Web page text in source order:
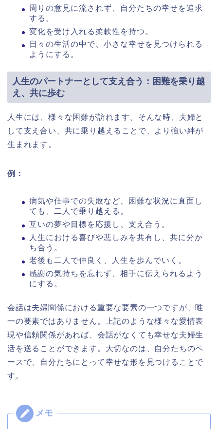
周りの意見に流されず、自分たちの幸せを追求
する。
変化を受け入れる柔軟性を持つ。
日々の生活の中で、小さな幸せを見つけられる
ようにする。
人生のパートナーとして支え合う：困難を乗り越
え、共に歩む
人生には、様々な困難が訪れます。そんな時、夫婦と
して支え合い、共に乗り越えることで、より強い絆が
生まれます。
例：
病気や仕事での失敗など、困難な状況に直面し
ても、二人で乗り越える。
互いの夢や目標を応援し、支え合う。
人生における喜びや悲しみを共有し、共に分か
ち合う。
老後も二人で仲良く、人生を歩んでいく。
感謝の気持ちを忘れず、相手に伝えられるよう
にする。
会話は夫婦関係における重要な要素の一つですが、唯
一の要素ではありません。上記のような様々な愛情表
現や信頼関係があれば、会話がなくても幸せな夫婦生
活を送ることができます。大切なのは、自分たちのペ
ースで、自分たちにとって幸せな形を見つけることで
す。